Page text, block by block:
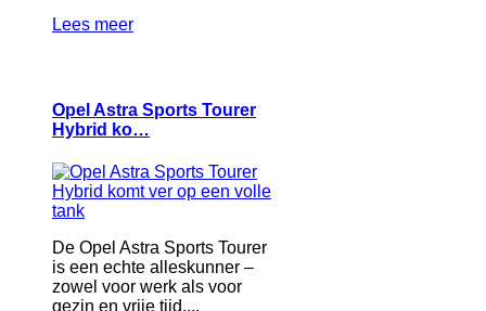
Lees meer
Opel Astra Sports Tourer
Hybrid ko…
De Opel Astra Sports Tourer
is een echte alleskunner –
zowel voor werk als voor
gezin en vrije tijd....